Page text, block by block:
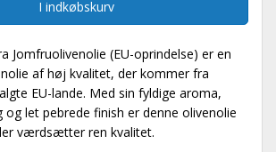
I indkøbskurv
Jomfruolivenolie (EU-oprindelse) er en
af høj kvalitet, der kommer fra
EU-lande. Med sin fyldige aroma,
let pebrede finish er denne olivenolie
værdsætter ren kvalitet.